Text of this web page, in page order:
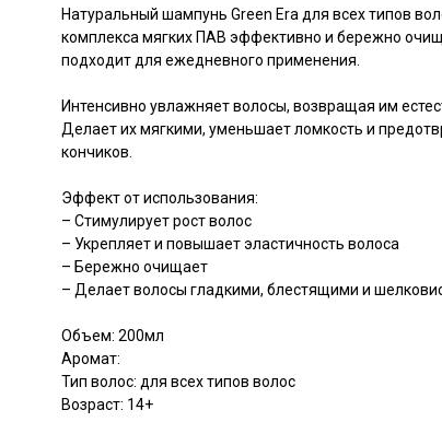
Натуральный шампунь Green Era для всех типов
комплекса мягких ПАВ эффективно и бережно
подходит для ежедневного применения.
Интенсивно увлажняет волосы, возвращая им
Делает их мягкими, уменьшает ломкость и
кончиков.
Эффект от использования:
– Стимулирует рост волос
– Укрепляет и повышает эластичность волоса
– Бережно очищает
– Делает волосы гладкими, блестящими и
Объем: 200мл
Аромат:
Тип волос: для всех типов волос
Возраст: 14+